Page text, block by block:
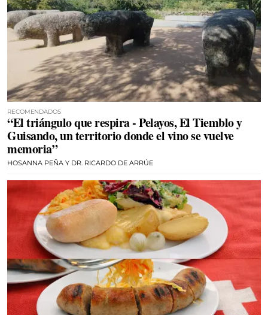
RECOMENDADOS
“El triángulo que respira - Pelayos, El Tiemblo y
Guisando, un territorio donde el vino se vuelve
memoria”
HOSANNA PEÑA Y DR. RICARDO DE ARRÚE